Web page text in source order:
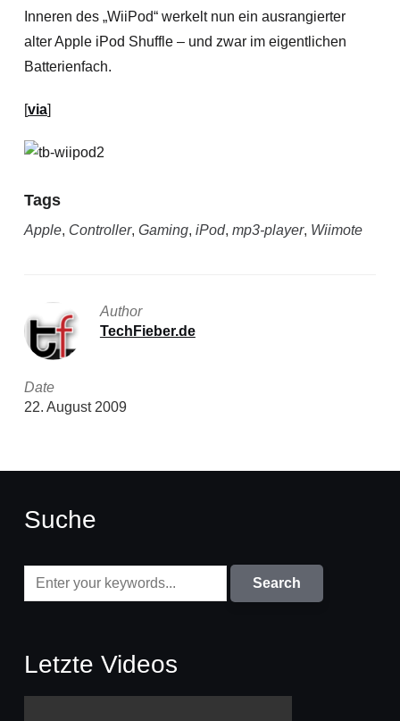
Inneren des „WiiPod“ werkelt nun ein ausrangierter
alter Apple iPod Shuffle – und zwar im eigentlichen
Batterienfach.
[via]
Tags
Apple, Controller, Gaming, iPod, mp3-player, Wiimote
Author
TechFieber.de
Date
22. August 2009
Suche
Letzte Videos